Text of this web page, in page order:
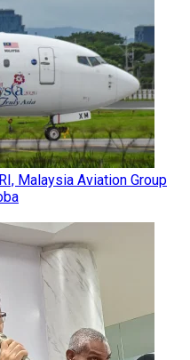
Malaysia Aviation Group